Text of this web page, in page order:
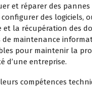
et réparer des pannes
des logiciels,
et la récupération des
de maintenance
pour maintenir la
d’une entreprise.
compétences